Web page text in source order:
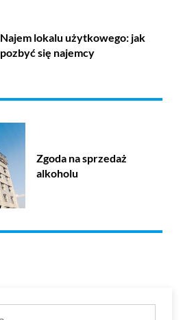
Najem lokalu użytkowego: jak
pozbyć się najemcy
Zgoda na sprzedaż
alkoholu